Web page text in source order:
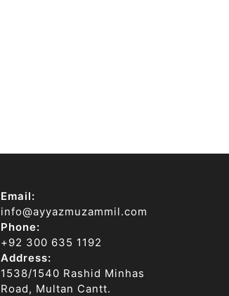
Email:
info@ayyazmuzammil.com
Phone:
+92 300 635 1192
Address:
1538/1540 Rashid Minhas
Road, Multan Cantt.